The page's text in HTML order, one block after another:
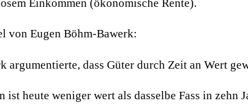
Einkommen (ökonomische Rente).
von Eugen Böhm-Bawerk:
argumentierte, dass Güter durch Zeit an Wert
ist heute weniger wert als dasselbe Fass in zehn